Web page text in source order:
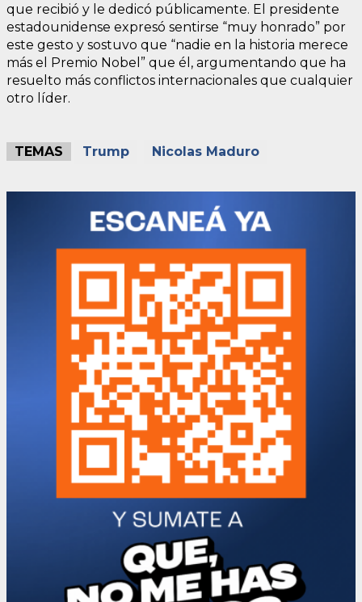
que recibió y le dedicó públicamente. El presidente
estadounidense expresó sentirse “muy honrado” por
este gesto y sostuvo que “nadie en la historia merece
más el Premio Nobel” que él, argumentando que ha
resuelto más conflictos internacionales que cualquier
otro líder.
TEMAS Trump Nicolas Maduro